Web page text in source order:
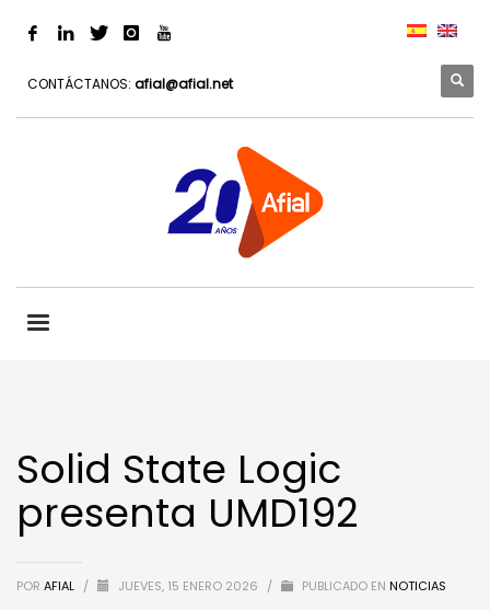
CONTÁCTANOS: afial@afial.net
Solid State Logic
presenta UMD192
POR AFIAL / JUEVES, 15 ENERO 2026 / PUBLICADO EN NOTICIAS